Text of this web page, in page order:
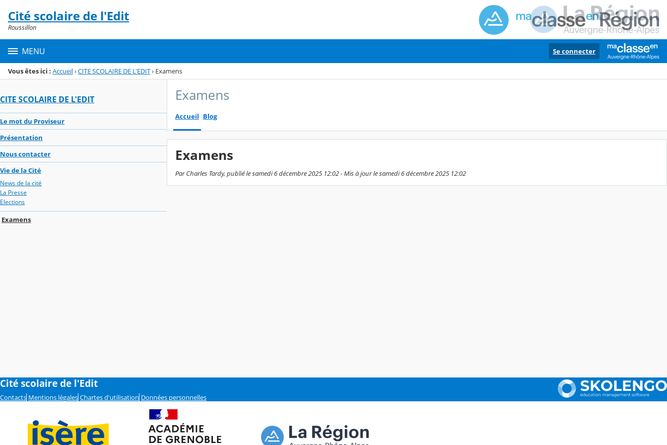
Menu de la rubrique
Contenu
Cité scolaire de l'Edit
Roussillon
MENU Se connecter
Vous êtes ici : Accueil›CITE SCOLAIRE DE L'EDIT› Examens
CITE SCOLAIRE DE L'EDIT
Le mot du Proviseur
Présentation
Nous contacter
Vie de la Cité
News de la cité
La Presse
Elections
Examens
Examens
Accueil Blog
Examens
Par Charles Tardy, publié le samedi 6 décembre 2025 12:02 - Mis à jour le samedi 6 décembre 2025 12:02
Cité scolaire de l'Edit
Contacts Mentions légales Chartes d'utilisation Données personnelles